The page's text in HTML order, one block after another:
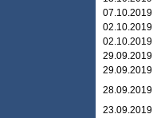
07.10.2019
02.10.2019
02.10.2019
29.09.2019
29.09.2019
28.09.2019
23.09.2019